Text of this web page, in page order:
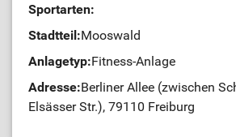
Sportarten:
Stadtteil:Mooswald
Anlagetyp:Fitness-Anlage
Adresse:Berliner Allee (zwischen
Elsässer Str.), 79110 Freiburg